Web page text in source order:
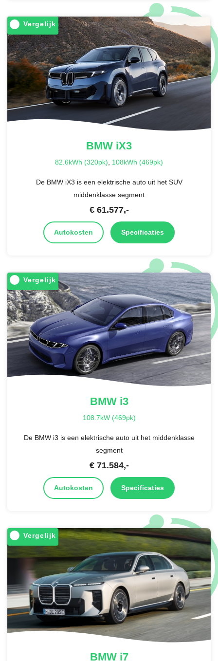
Vergelijk
BMW iX3
82.6kWh (320pk) 108kWh (469pk)
De BMW iX3 is een elektrische auto uit het SUV
middenklasse segment
€ 61.577,-
Autokosten Specificaties
Vergelijk
BMWi3
108.7kW (469pk)
De BMW i3 is een elektrische auto uit het middenklasse
segment
€ 71.584,-
Autokosten Specificaties
Vergelijk
BMWi7